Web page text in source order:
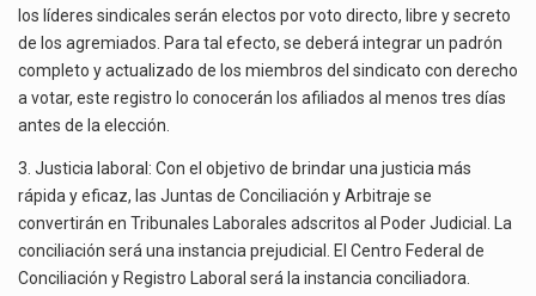
los líderes sindicales serán electos por voto directo, libre y secreto
de los agremiados. Para tal efecto, se deberá integrar un padrón
completo y actualizado de los miembros del sindicato con derecho
a votar, este registro lo conocerán los afiliados al menos tres días
antes de la elección.
3. Justicia laboral: Con el objetivo de brindar una justicia más
rápida y eficaz, las Juntas de Conciliación y Arbitraje se
convertirán en Tribunales Laborales adscritos al Poder Judicial. La
conciliación será una instancia prejudicial. El Centro Federal de
Conciliación y Registro Laboral será la instancia conciliadora.